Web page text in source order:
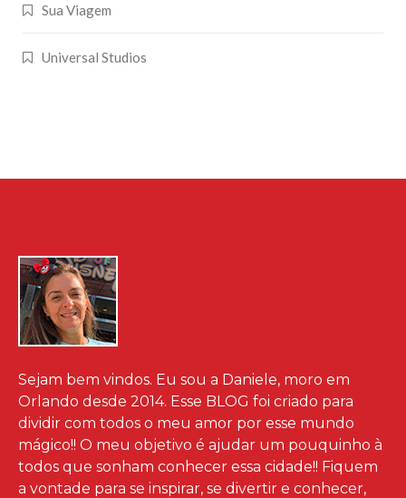
Sua Viagem
Universal Studios
Sejam bem vindos. Eu sou a Daniele, moro em
Orlando desde 2014. Esse BLOG foi criado para
dividir com todos o meu amor por esse mundo
mágico!! O meu objetivo é ajudar um pouquinho à
todos que sonham conhecer essa cidade!! Fiquem
a vontade para se inspirar, se divertir e conhecer,